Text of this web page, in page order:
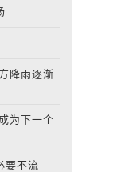
降雨逐渐
为下一个
要不流